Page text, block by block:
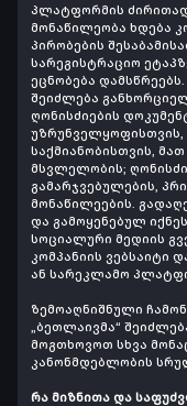
პლატფორმის ძირითად
მონაწილეობა ხდება
პირობების
სარეგისტრაციო
ეცნობება
შეიძლება
ღონისძიების
უზრუნველყოფისთვის,
საქმიანობისთვის,
მსვლელობის;
გამარჯვებულების,
მონაწილეების.
და გამოყენებულ
სოციალური მედიის
კომპანიის ვებსაიტი
ან სარეკლამო
ზემოაღნიშნული
„ბეთლაივმა“
მოგთხოვოთ სხვა
კანონმდებლობის
რა მიზნითა და